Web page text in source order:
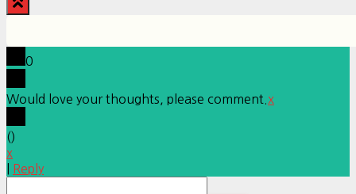
0
Would love your thoughts, please comment. x
()
x
Reply